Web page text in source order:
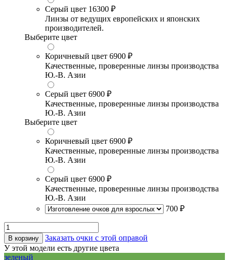
Серый цвет 16300 ₽
Линзы от ведущих европейских и японских
производителей.
Выберите цвет
Коричневый цвет 6900 ₽
Качественные, проверенные линзы производства
Ю.-В. Азии
Серый цвет 6900 ₽
Качественные, проверенные линзы производства
Ю.-В. Азии
Выберите цвет
Коричневый цвет 6900 ₽
Качественные, проверенные линзы производства
Ю.-В. Азии
Серый цвет 6900 ₽
Качественные, проверенные линзы производства
Ю.-В. Азии
700 ₽
В корзину
Заказать очки с этой оправой
У этой модели есть другие цвета
зеленый